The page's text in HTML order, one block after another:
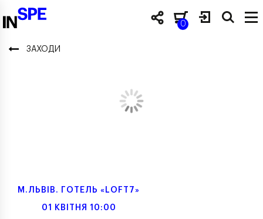
0
ЗАХОДИ
М.ЛЬВІВ. ГОТЕЛЬ «LOFT7»
01 КВІТНЯ 10:00